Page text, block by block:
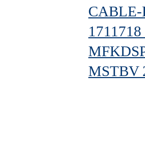
CABLE-
MSTBV